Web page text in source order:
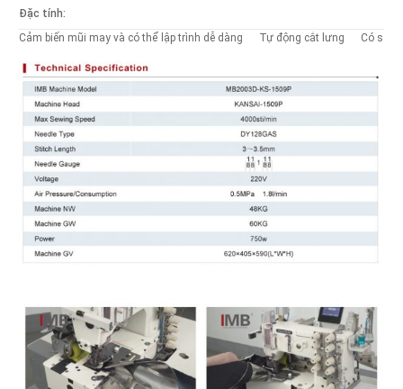
Đặc tính:
Cảm biến mũi may và có thể lập trình dễ dàng
Tự động cắt lưng Có sẵn